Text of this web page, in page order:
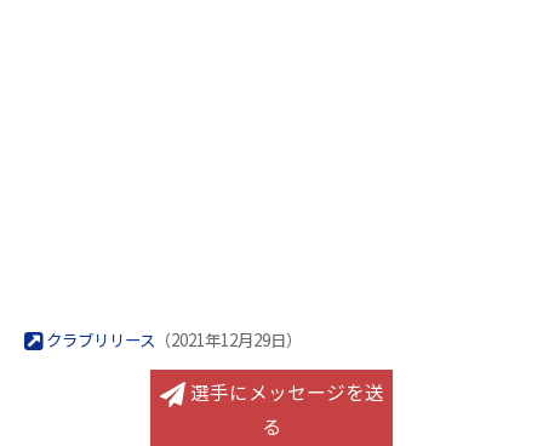
クラブリリース （2021年12月29日）
選手にメッセージを送
る